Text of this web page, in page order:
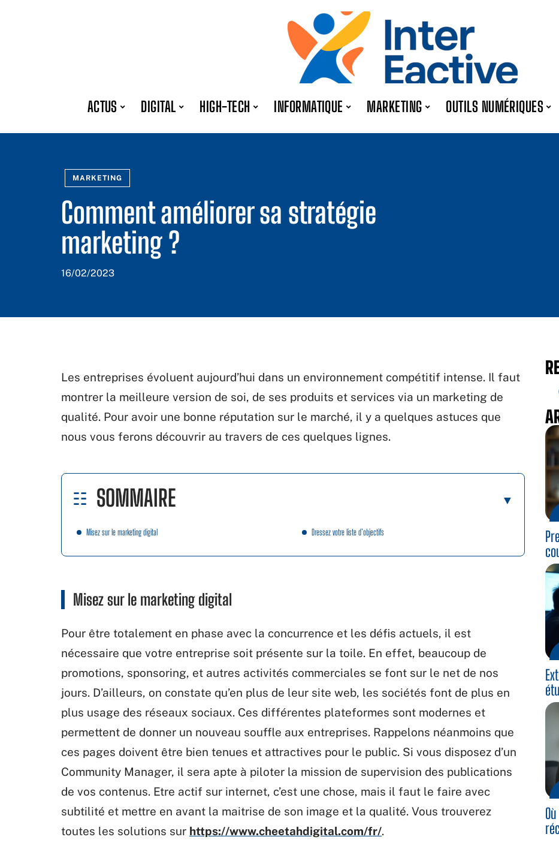
ACTUS DIGITAL HIGH-TECH INFORMATIQUE MARKETING OUTILS NUMÉRIQUES
MARKETING
Comment améliorer sa stratégie
marketing ?
16/02/2023
Les entreprises évoluent aujourd’hui dans un environnement compétitif intense. Il faut
montrer la meilleure version de soi, de ses produits et services via un marketing de
qualité. Pour avoir une bonne réputation sur le marché, il y a quelques astuces que
nous vous ferons découvrir au travers de ces quelques lignes.
SOMMAIRE
Misez sur le marketing digital Dressez votre liste d’objectifs
Misez sur le marketing digital
Pour être totalement en phase avec la concurrence et les défis actuels, il est
nécessaire que votre entreprise soit présente sur la toile. En effet, beaucoup de
promotions, sponsoring, et autres activités commerciales se font sur le net de nos
jours. D’ailleurs, on constate qu’en plus de leur site web, les sociétés font de plus en
plus usage des réseaux sociaux. Ces différentes plateformes sont modernes et
permettent de donner un nouveau souffle aux entreprises. Rappelons néanmoins que
ces pages doivent être bien tenues et attractives pour le public. Si vous disposez d’un
Community Manager, il sera apte à piloter la mission de supervision des publications
de vos contenus. Etre actif sur internet, c’est une chose, mais il faut le faire avec
subtilité et mettre en avant la maitrise de son image et la qualité. Vous trouverez
toutes les solutions sur https://www.cheetahdigital.com/fr/.